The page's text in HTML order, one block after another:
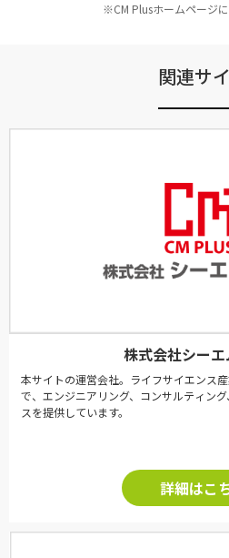
※CM Plusホームページ
関連サ
株式会社シー
本サイトの運営会社。ライフサイエンス
で、エンジニアリング、コンサルティン
スを提供しています。
詳細はこ